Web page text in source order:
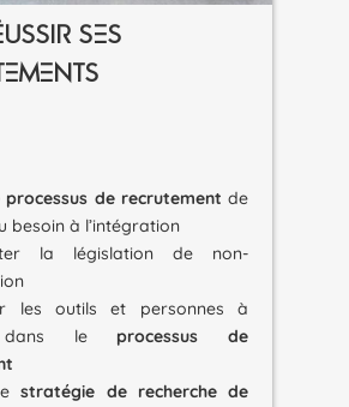
SES
processus de recrutement de
besoin à l’intégration
la législation de non-
les outils et personnes à
dans le processus de
stratégie de recherche de